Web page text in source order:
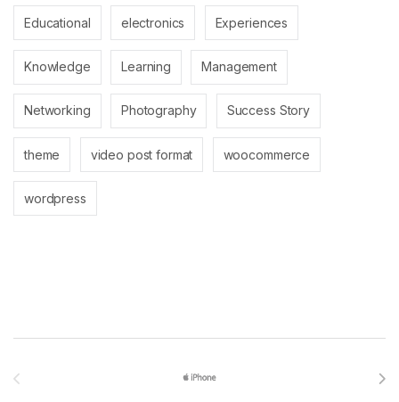
Educational electronics Experiences
Knowledge Learning Management
Networking Photography Success Story
theme video post format woocommerce
wordpress